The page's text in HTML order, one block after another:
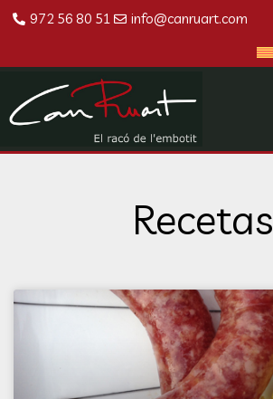
972 56 80 51 info@canruart.com
Recetas